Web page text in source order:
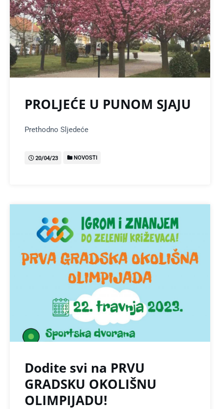
PROLJEĆE U PUNOM SJAJU
Prethodno Sljedeće
20/04/23 NOVOSTI
Dodite svi na PRVU
GRADSKU OKOLIŠNU
OLIMPIJADU!